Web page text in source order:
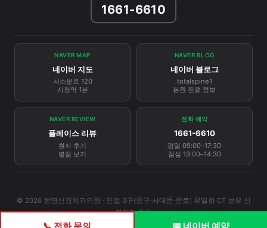
1661-6610
NAVER MAP
네이버 지도
서소문로 120
시청역 1분
NAVER BLOG
네이버 블로그
totalspine1
본원 진료 정보
NAVER REVIEW
플레이스 리뷰
환자 후기
별점 보기
전화 예약
1661-6610
평일 09:00–17:30
점심 13:00–14:30
© 2026 현명신경외과의원 · 인접 3구(중구·서대문·종로) 유일한 CT 보유 신
경외과 의원
📞 전화 문의 📅 네이버 예약